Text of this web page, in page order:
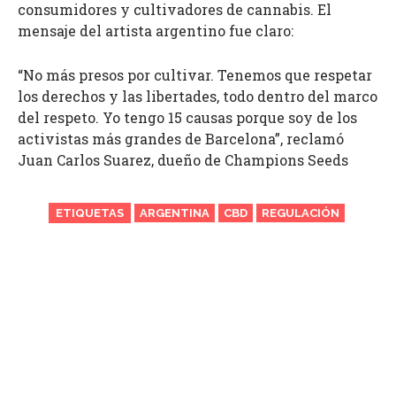
consumidores y cultivadores de cannabis. El
mensaje del artista argentino fue claro:
“No más presos por cultivar. Tenemos que respetar
los derechos y las libertades, todo dentro del marco
del respeto. Yo tengo 15 causas porque soy de los
activistas más grandes de Barcelona”, reclamó
Juan Carlos Suarez, dueño de Champions Seeds
ETIQUETAS ARGENTINA CBD REGULACIÓN